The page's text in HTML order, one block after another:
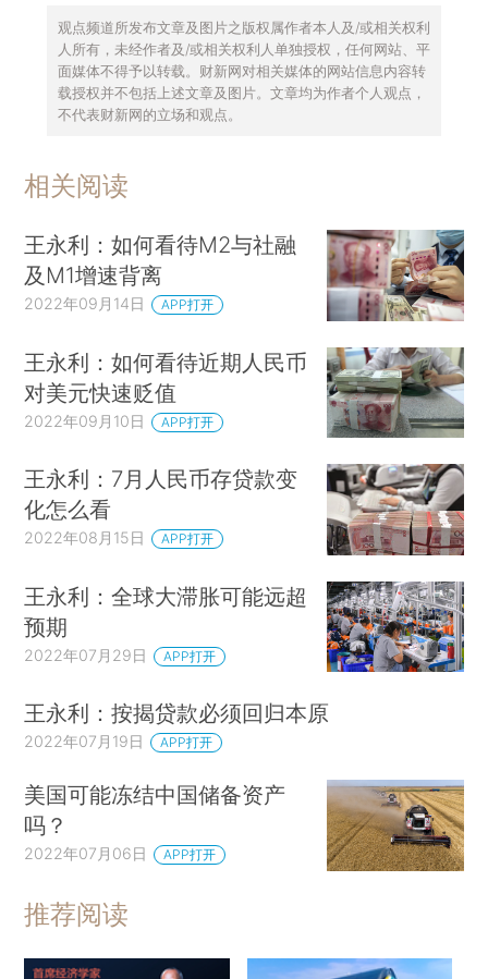
观点频道所发布文章及图片之版权属作者本人及/或相关权利
人所有，未经作者及/或相关权利人单独授权，任何网站、平
面媒体不得予以转载。财新网对相关媒体的网站信息内容转
载授权并不包括上述文章及图片。文章均为作者个人观点，
不代表财新网的立场和观点。
相关阅读
王永利：如何看待M2与社融
及M1增速背离
2022年09月14日 APP打开
王永利：如何看待近期人民币
对美元快速贬值
2022年09月10日 APP打开
王永利：7月人民币存贷款变
化怎么看
2022年08月15日 APP打开
王永利：全球大滞胀可能远超
预期
2022年07月29日 APP打开
王永利：按揭贷款必须回归本原
2022年07月19日 APP打开
美国可能冻结中国储备资产
吗？
2022年07月06日 APP打开
推荐阅读